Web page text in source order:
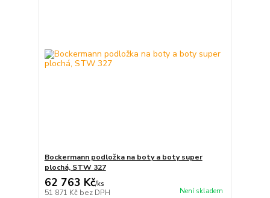
Bockermann podložka na boty a boty super
plochá, STW 327
62 763 Kč/ks
51 871 Kč bez DPH Není skladem